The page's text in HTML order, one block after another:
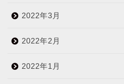
2022年3月
2022年2月
2022年1月